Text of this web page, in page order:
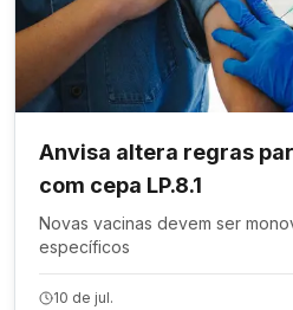
Anvisa altera regras
com cepa LP.8.1
Novas vacinas devem ser
específicos
10 de jul.